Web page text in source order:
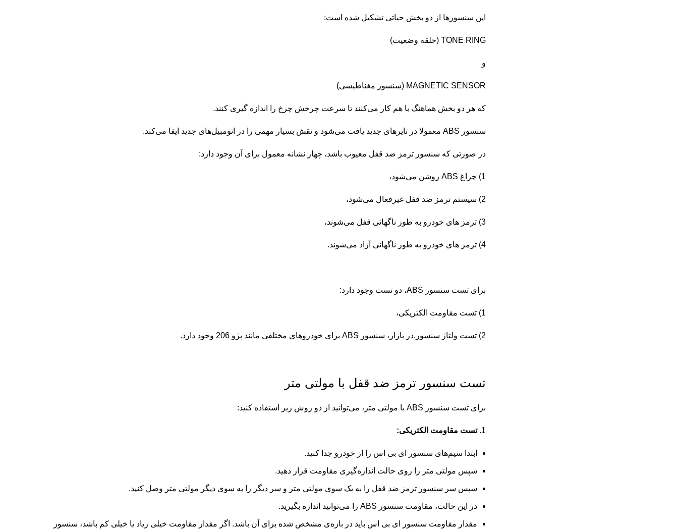
این سنسورها از دو بخش حیاتی تشکیل شده است:
TONE RING (حلقه وضعیت)
و
MAGNETIC SENSOR (سنسور مغناطیسی)
که هر دو بخش هماهنگ با هم کار می‌کنند تا سرعت چرخش چرخ را اندازه گیری کنند.
سنسور ABS معمولا در تایرهای جدید یافت می‌شود و نقش بسیار مهمی را در اتومبیل‌های جدید ایفا می‌کند .
در صورتی که سنسور ترمز ضد قفل معیوب باشد، چهار نشانه معمول برای آن وجود دارد:
1) چراغ ABS روشن می‌شود،
2) سیستم ترمز ضد قفل غیرفعال می‌شود،
3) ترمز های خودرو به طور ناگهانی قفل می‌شوند،
4) ترمز های خودرو به طور ناگهانی آزاد می‌شوند .
برای تست سنسور ABS، دو تست وجود دارد:
1) تست مقاومت الکتریکی،
2) تست ولتاژ سنسور .در بازار، سنسور ABS برای خودروهای مختلفی مانند پژو 206 وجود دارد.
تست سنسور ترمز ضد قفل با مولتی متر
برای تست سنسور ABS با مولتی متر، می‌توانید از دو روش زیر استفاده کنید:
تست مقاومت الکتریکی:
ابتدا سیم‌های سنسور ای بی اس را از خودرو جدا کنید.
سپس مولتی متر را روی حالت اندازه‌گیری مقاومت قرار دهید.
سپس سر سنسور ترمز ضد قفل را به یک سوی مولتی متر و سر دیگر را به سوی دیگر مولتی متر وصل کنید.
در این حالت، مقاومت سنسور ABS را می‌توانید اندازه بگیرید.
مقدار مقاومت سنسور ای بی اس باید در بازه‌ی مشخص شده برای آن باشد. اگر مقدار مقاومت خیلی زیاد یا خیلی کم باشد، سنسور